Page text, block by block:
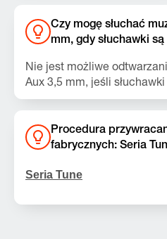
Czy mogę słuchać
mm, gdy słuchawki
Nie jest możliwe
Aux 3,5 mm, jeśli
Połączenie przechodzi z
mm) na cyfrowy (USB-C),
wewnętrznego układu
odtwarzania muzyki.
Słuchawki oferują długi
zasilania.
Procedura
fabrycznych: Seria
Seria Tune
Uwaga:Ta czynność